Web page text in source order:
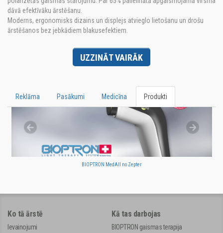
dāvā efektīvāku ārstēšanu.
Moderns, ergonomisks dizains un displejs atvieglo lietošanu un drošu
ārstēšanos bez jebkādiem blakusefektiem.
UZZINĀT VAIRĀK
Reklāma Pasākumi Medicīna Produkti
BIOPTRON MedAll no Zepter
Ko tā ārstē
Ievainojumi
Kā tas darbojas
BIOPTRON gaismas terapija